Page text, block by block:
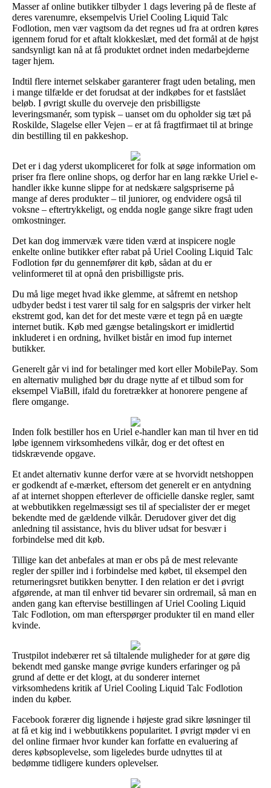
Masser af online butikker tilbyder 1 dags levering på de fleste af
deres varenumre, eksempelvis Uriel Cooling Liquid Talc
Fodlotion, men vær vagtsom da det regnes ud fra at ordren køres
igennem forud for et aftalt klokkeslæt, med det formål at de højst
sandsynligt kan nå at få produktet ordnet inden medarbejderne
tager hjem.
Indtil flere internet selskaber garanterer fragt uden betaling, men
i mange tilfælde er det forudsat at der indkøbes for et fastslået
beløb. I øvrigt skulle du overveje den prisbilligste
leveringsmanér, som typisk – uanset om du opholder sig tæt på
Roskilde, Slagelse eller Vejen – er at få fragtfirmaet til at bringe
din bestilling til en pakkeshop.
Det er i dag yderst ukompliceret for folk at søge information om
priser fra flere online shops, og derfor har en lang række Uriel e-
handler ikke kunne slippe for at nedskære salgspriserne på
mange af deres produkter – til juniorer, og endvidere også til
voksne – eftertrykkeligt, og endda nogle gange sikre fragt uden
omkostninger.
Det kan dog immervæk være tiden værd at inspicere nogle
enkelte online butikker efter rabat på Uriel Cooling Liquid Talc
Fodlotion før du gennemfører dit køb, sådan at du er
velinformeret til at opnå den prisbilligste pris.
Du må lige meget hvad ikke glemme, at såfremt en netshop
udbyder bedst i test varer til salg for en salgspris der virker helt
ekstremt god, kan det for det meste være et tegn på en uægte
internet butik. Køb med gængse betalingskort er imidlertid
inkluderet i en ordning, hvilket bistår en imod fup internet
butikker.
Generelt går vi ind for betalinger med kort eller MobilePay. Som
en alternativ mulighed bør du drage nytte af et tilbud som for
eksempel ViaBill, ifald du foretrækker at honorere pengene af
flere omgange.
Inden folk bestiller hos en Uriel e-handler kan man til hver en tid
løbe igennem virksomhedens vilkår, dog er det oftest en
tidskrævende opgave.
Et andet alternativ kunne derfor være at se hvorvidt netshoppen
er godkendt af e-mærket, eftersom det generelt er en antydning
af at internet shoppen efterlever de officielle danske regler, samt
at webbutikken regelmæssigt ses til af specialister der er meget
bekendte med de gældende vilkår. Derudover giver det dig
anledning til assistance, hvis du bliver udsat for besvær i
forbindelse med dit køb.
Tillige kan det anbefales at man er obs på de mest relevante
regler der spiller ind i forbindelse med købet, til eksempel den
returneringsret butikken benytter. I den relation er det i øvrigt
afgørende, at man til enhver tid bevarer sin ordremail, så man en
anden gang kan eftervise bestillingen af Uriel Cooling Liquid
Talc Fodlotion, om man efterspørger produkter til en mand eller
kvinde.
Trustpilot indebærer ret så tiltalende muligheder for at gøre dig
bekendt med ganske mange øvrige kunders erfaringer og på
grund af dette er det klogt, at du sonderer internet
virksomhedens kritik af Uriel Cooling Liquid Talc Fodlotion
inden du køber.
Facebook forærer dig lignende i højeste grad sikre løsninger til
at få et kig ind i webbutikkens popularitet. I øvrigt møder vi en
del online firmaer hvor kunder kan forfatte en evaluering af
deres købsoplevelse, som ligeledes burde udnyttes til at
bedømme tidligere kunders oplevelser.